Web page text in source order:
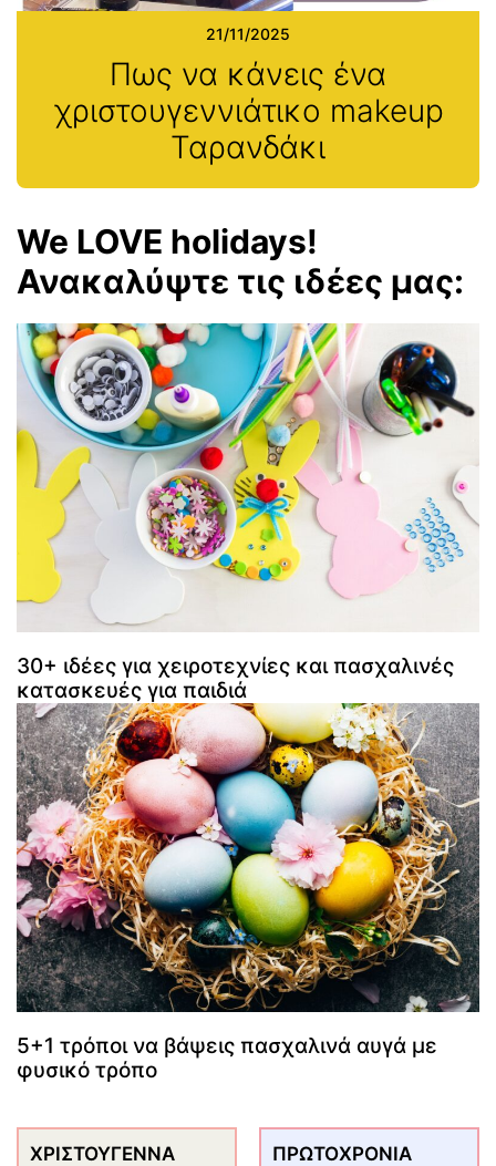
21/11/2025
Πως να κάνεις ένα
χριστουγεννιάτικο makeup
Ταρανδάκι
We LOVE holidays!
Ανακαλύψτε τις ιδέες μας:
30+ ιδέες για χειροτεχνίες και πασχαλινές
κατασκευές για παιδιά
5+1 τρόποι να βάψεις πασχαλινά αυγά με
φυσικό τρόπο
ΧΡΙΣΤΟΥΓΕΝΝΑ ΠΡΩΤΟΧΡΟΝΙΑ